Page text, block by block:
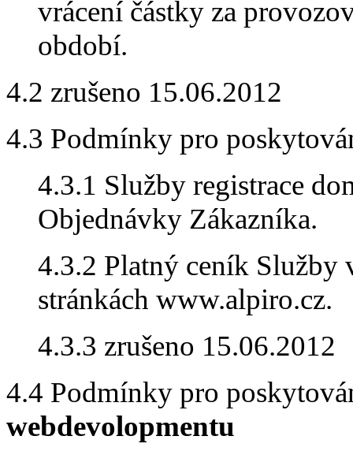
vrácení částky za
období.
4.2 zrušeno 15.06.2012
4.3 Podmínky pro
4.3.1 Služby registrace
Objednávky Zákazníka.
4.3.2 Platný ceník Služby
stránkách www.alpiro.cz.
4.3.3 zrušeno 15.06.2012
4.4 Podmínky pro
webdevolopmentu